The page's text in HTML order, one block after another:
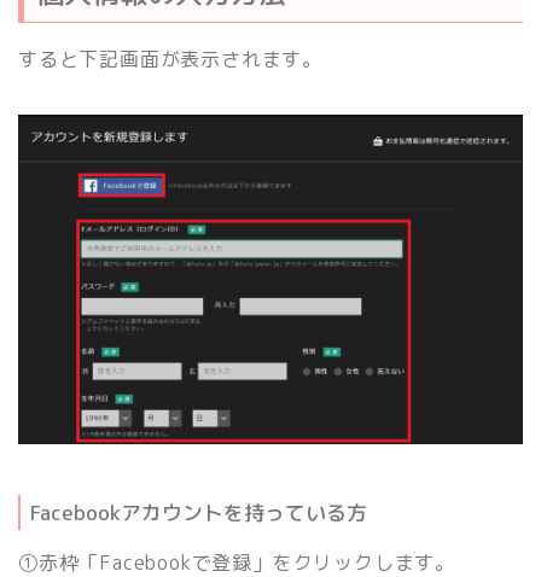
すると下記画面が表示されます。
Facebookアカウントを持っている方
①赤枠「Facebookで登録」をクリックします。